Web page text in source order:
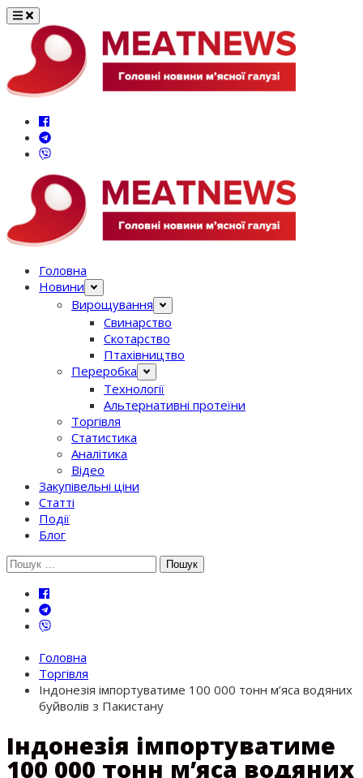
Перейти
вмісту
Головна
Новини
Вирощування
Свинарство
Скотарство
Птахівництво
Переробка
Технології
Альтернативні протеїни
Торгівля
Статистика
Аналітика
Відео
Закупівельні ціни
Статті
Події
Блог
Шукати:
Головна
Торгівля
Індонезія імпортуватиме 100 000 тонн м’яса водяних
буйволів з Пакистану
Індонезія імпортуватиме
100 000 тонн м’яса водяних